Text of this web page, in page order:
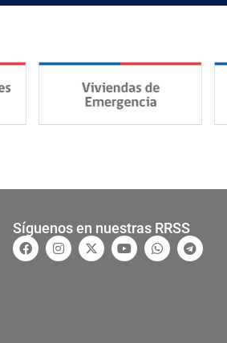
Síguenos en nuestras RRSS